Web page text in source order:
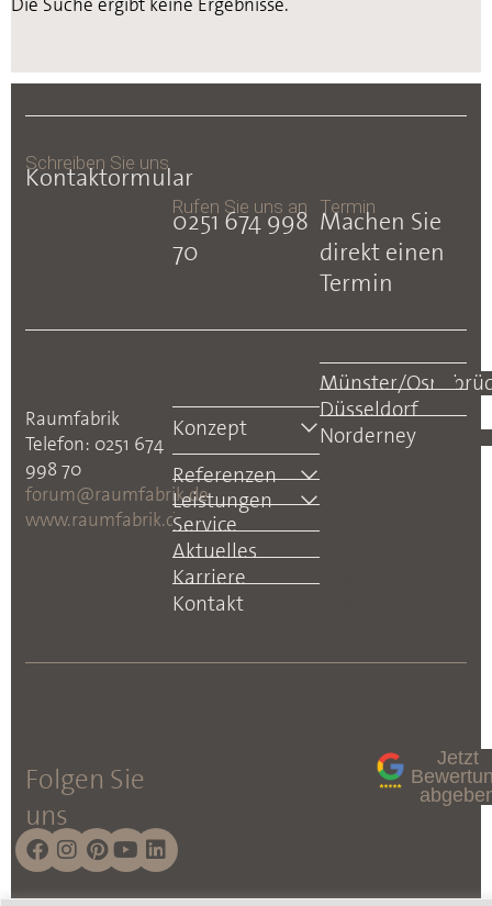
Schreiben Sie uns
Kontaktormular
Rufen Sie uns an
0251 674 998
70
Termin
Machen Sie
direkt einen
Termin
Raumfabrik
Telefon: 0251 674
998 70
forum@raumfabrik.de
www.raumfabrik.de
Konzept
Referenzen
Leistungen
Service
Aktuelles
Karriere
Kontakt
Münster/
Düsseldorf
Norderney
Folgen Sie
uns
Jetzt